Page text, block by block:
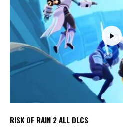
RISK OF RAIN 2 ALL DLCS